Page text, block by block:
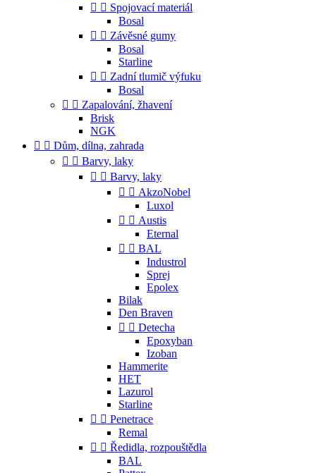
  Spojovací materiál
Bosal
  Závěsné gumy
Bosal
Starline
  Zadní tlumič výfuku
Bosal
  Zapalování, žhavení
Brisk
NGK
  Dům, dílna, zahrada
  Barvy, laky
  Barvy, laky
  AkzoNobel
Luxol
  Austis
Eternal
  BAL
Industrol
Sprej
Epolex
Bilak
Den Braven
  Detecha
Epoxyban
Izoban
Hammerite
HET
Lazurol
Starline
  Penetrace
Remal
  Ředidla, rozpouštědla
BAL